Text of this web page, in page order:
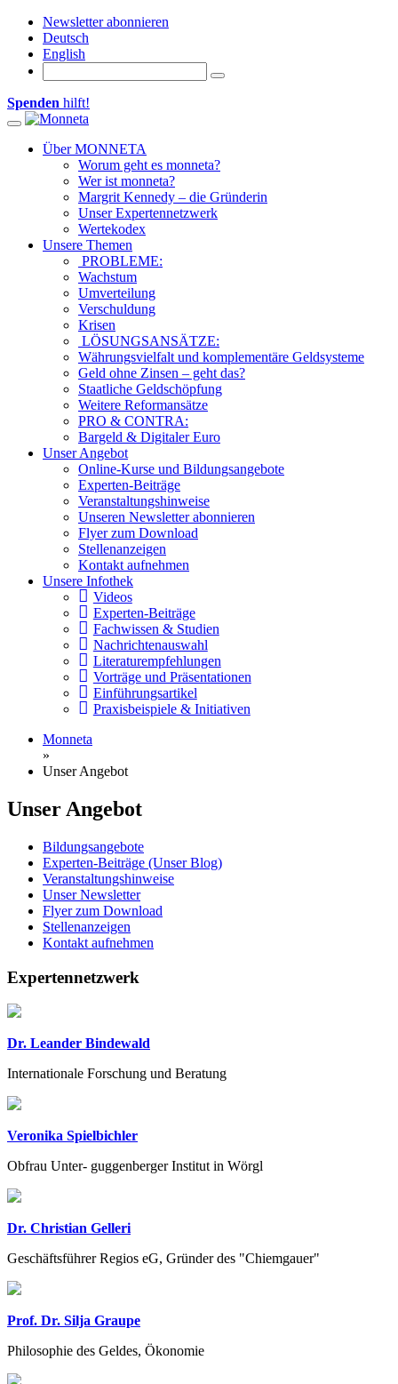
Newsletter abonnieren
Deutsch
English
Spenden hilft!
Toggle navigation
Über MONNETA
Worum geht es monneta?
Wer ist monneta?
Margrit Kennedy – die Gründerin
Unser Expertennetzwerk
Wertekodex
Unsere Themen
PROBLEME:
Wachstum
Umverteilung
Verschuldung
Krisen
LÖSUNGSANSÄTZE:
Währungsvielfalt und komplementäre Geldsysteme
Geld ohne Zinsen – geht das?
Staatliche Geldschöpfung
Weitere Reformansätze
PRO & CONTRA:
Bargeld & Digitaler Euro
Unser Angebot
Online-Kurse und Bildungsangebote
Experten-Beiträge
Veranstaltungshinweise
Unseren Newsletter abonnieren
Flyer zum Download
Stellenanzeigen
Kontakt aufnehmen
Unsere Infothek
Videos
Experten-Beiträge
Fachwissen & Studien
Nachrichtenauswahl
Literaturempfehlungen
Vorträge und Präsentationen
Einführungsartikel
Praxisbeispiele & Initiativen
Monneta
»
Unser Angebot
Unser Angebot
Bildungsangebote
Experten-Beiträge (Unser Blog)
Veranstaltungshinweise
Unser Newsletter
Flyer zum Download
Stellenanzeigen
Kontakt aufnehmen
Expertennetzwerk
Dr. Leander Bindewald
Internationale Forschung und Beratung
Veronika Spielbichler
Obfrau Unter- guggenberger Institut in Wörgl
Dr. Christian Gelleri
Geschäftsführer Regios eG, Gründer des "Chiemgauer"
Prof. Dr. Silja Graupe
Philosophie des Geldes, Ökonomie